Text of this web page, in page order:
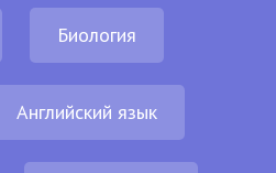
Биология
Английский язык